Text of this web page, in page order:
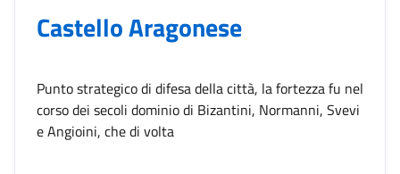
Castello Aragonese
Punto strategico di difesa della città, la fortezza fu nel
corso dei secoli dominio di Bizantini, Normanni, Svevi
e Angioini, che di volta